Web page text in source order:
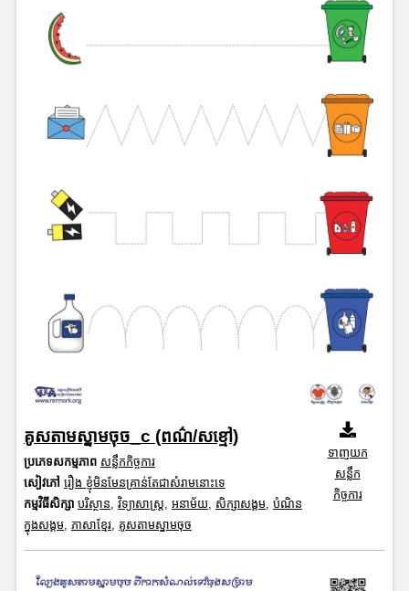
គូសតាមស្នាមចុច_c (ពណ៌/សខ្មៅ)
ប្រភេទសកម្មភាព សន្លឹកកិច្ចការ
សៀវភៅ រឿង ខ្ញុំមិនមែនគ្រាន់តែជាសំរាមនោះទេ
កម្មវិធីសិក្សា បរិស្ថាន, វិទ្យាសាស្រ្ត, អនាម័យ, សិក្សាសង្គម, បំណិន
ក្នុងសង្គម, ភាសាខ្មែរ, គូសតាមស្នាមចុច
ទាញយក
សន្លឹក
កិច្ចការ